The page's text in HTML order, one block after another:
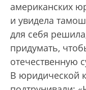
американских
и увидела
для себя
придумать,
отечественную
В юридической